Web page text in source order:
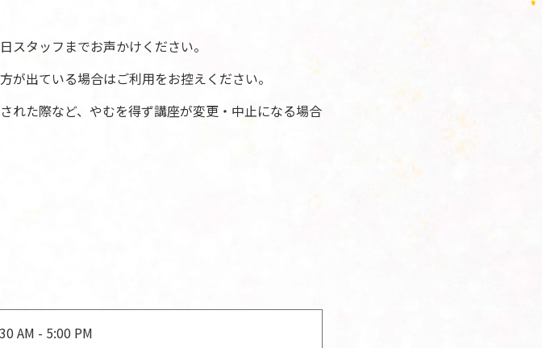
タッフまでお声かけください。
出ている場合はご利用をお控えください。
た際など、やむを得ず講座が変更・中止になる場合
AM - 5:00 PM